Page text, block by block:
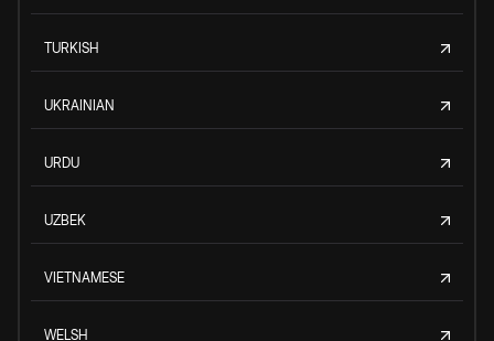
TURKISH
UKRAINIAN
URDU
UZBEK
VIETNAMESE
WELSH